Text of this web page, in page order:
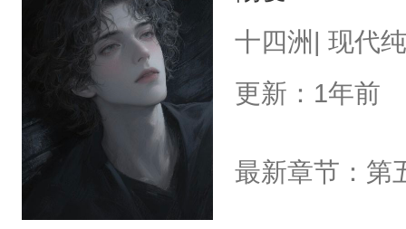
十四洲| 现代
更新：1年前
最新章节：第